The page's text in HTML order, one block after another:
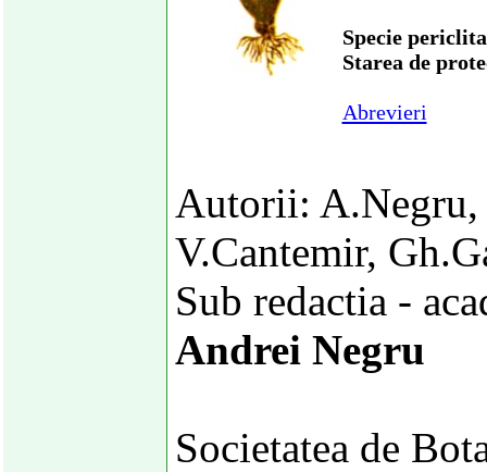
Specie
Starea de
Abrevieri
Autorii: A.Negru,
V.Cantemir,
Sub redactia -
Andrei Negru
Societatea de